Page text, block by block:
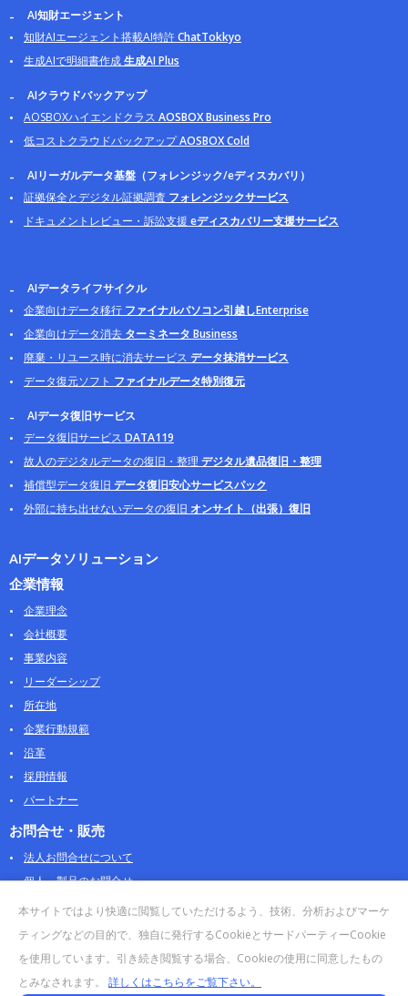
AI知財エージェント
知財AIエージェント搭載AI特許ChatTokkyo
生成AIで明細書作成生成AI Plus
AIクラウドバックアップ
AOSBOXハイエンドクラス AOSBOX Business Pro
低コストクラウドバックアップAOSBOX Cold
AIリーガルデータ基盤（フォレンジック/eディスカバリ）
証拠保全とデジタル証拠調査 フォレンジックサービス
ドキュメントレビュー・訴訟支援 eディスカバリー支援サービス
AIデータライフサイクル
企業向けデータ移行 ファイナルパソコン引越しEnterprise
企業向けデータ消去 ターミネータ Business
廃棄・リユース時に消去サービス データ抹消サービス
データ復元ソフト ファイナルデータ特別復元
AIデータ復旧サービス
データ復旧サービス DATA119
故人のデジタルデータの復旧・整理 デジタル遺品復旧・整理
補償型データ復旧 データ復旧安心サービスパック
外部に持ち出せないデータの復旧 オンサイト（出張）復旧
AIデータソリューション
企業情報
企業理念
会社概要
事業内容
リーダーシップ
所在地
企業行動規範
沿革
採用情報
パートナー
お問合せ・販売
法人お問合せについて
個人・製品のお問合せ
AOSストア
クラウドデータカンパニー 法人向けガイド
販売終了・サポート終了製品
本サイトではより快適に閲覧していただけるよう、技術、分析およびマーケ
ティングなどの目的で、独自に発行するCookieとサードパーティーCookie
を使用しています。引き続き閲覧する場合、Cookieの使用に同意したもの
とみなされます。 詳しくはこちらをご覧下さい。